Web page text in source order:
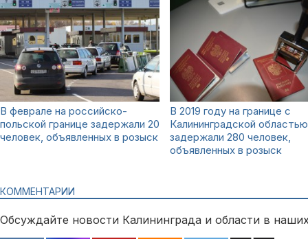
В феврале на российско-
польской границе задержали 20
человек, объявленных в розыск
В 2019 году на границе с
Калининградской областью
задержали 280 человек,
объявленных в розыск
КОММЕНТАРИИ
Обсуждайте новости Калининграда и области в